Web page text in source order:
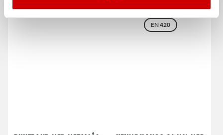
88% återvunnet material
EN 420